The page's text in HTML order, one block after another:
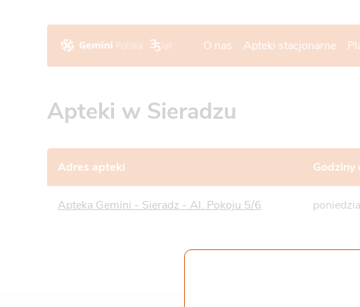
O nas Apteki stacjonarne
Apteki w Sieradzu
Adres apteki Godziny
Apteka Gemini - Sieradz - Al. Pokoju 5/6